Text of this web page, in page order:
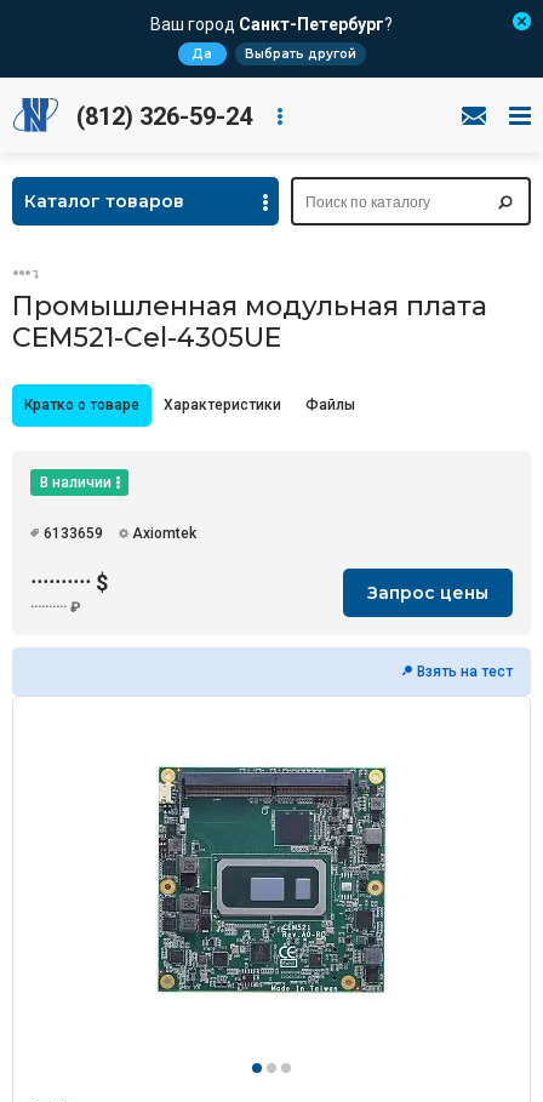
Ваш город Санкт-Петербург?
Да Выбрать другой
(812) 326-59-24
Каталог товаров
Промышленная модульная плата
CEM521-Cel-4305UE
Кратко о товаре Характеристики Файлы
В наличии
6133659 Axiomtek
·········· $
·········· ₽
Запрос цены
Взять на тест